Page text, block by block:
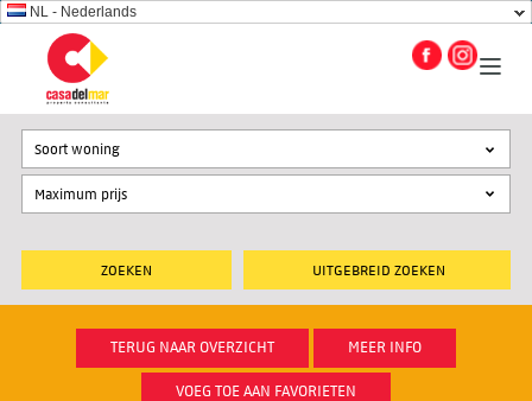
NL - Nederlands
UITGEBREID ZOEKEN
Soort woning
TERUG NAAR OVERZICHT MEER INFO
VOEG TOE AAN FAVORIETEN